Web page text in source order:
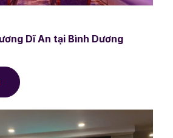
Dĩ An tại Bình Dương